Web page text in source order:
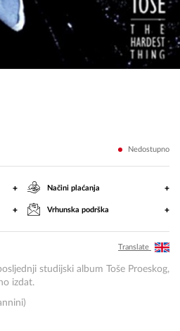
Nedostupno
+ Načini plaćanja +
+ Vrhunska podrška +
Translate
studijski album Toše Proeskog,
izdat.